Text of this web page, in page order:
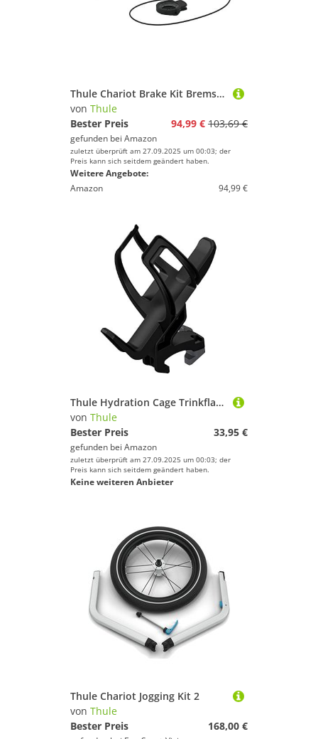
Thule Chariot Brake Kit Bremsensatz Schwarz Black One-Size
von Thule
Bester Preis
94,99 € 103,69 €
gefunden bei Amazon
zuletzt überprüft am 27.09.2025 um 00:03; der
Preis kann sich seitdem geändert haben.
Weitere Angebote:
Amazon
94,99 €
Thule Hydration Cage Trinkflaschenhalter 2017 Kunststoff
von Thule
Bester Preis
33,95 €
gefunden bei Amazon
zuletzt überprüft am 27.09.2025 um 00:03; der
Preis kann sich seitdem geändert haben.
Keine weiteren Anbieter
Thule Chariot Jogging Kit 2
von Thule
Bester Preis
168,00 €